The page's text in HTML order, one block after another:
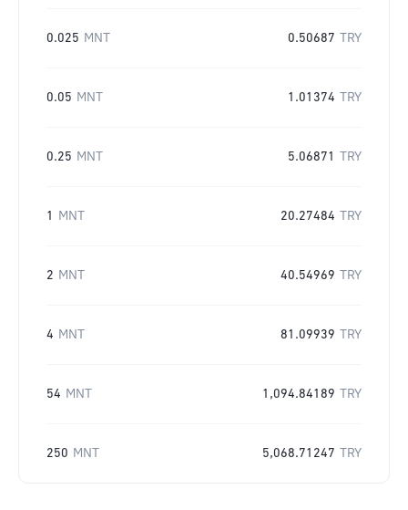
0.025 MNT 0.50687 TRY
0.05 MNT 1.01374 TRY
0.25 MNT 5.06871 TRY
1 MNT 20.27484 TRY
2 MNT 40.54969 TRY
4 MNT 81.09939 TRY
54 MNT 1,094.84189 TRY
250 MNT 5,068.71247 TRY